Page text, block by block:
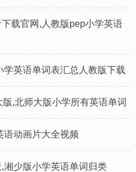
载官网,人教版pep小学英语
英语单词表汇总人教版下载
,北师大版小学所有英语单词
语动画片大全视频
湘少版小学英语单词归类